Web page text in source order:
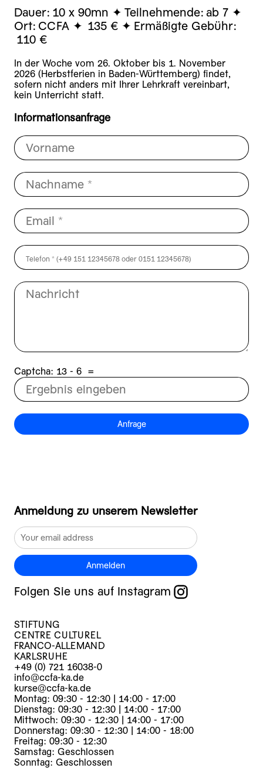
Dauer: 10 x 90mn Teilnehmende: ab 7
Ort: CCFA 135 €
Ermäßigte Gebühr:
110 €
In der Woche vom 26. Oktober bis 1. November
2026 (Herbstferien in Baden-Württemberg) findet,
sofern nicht anders mit Ihrer Lehrkraft vereinbart,
kein Unterricht statt.
Informationsanfrage
Captcha: 6 - 31 =
Anfrage
Anmeldung zu unserem Newsletter
Anmelden
Folgen Sie uns auf Instagram
STIFTUNG
CENTRE CULTUREL
FRANCO-ALLEMAND
KARLSRUHE
+49 (0) 721 16038-0
info@ccfa-ka.de
kurse@ccfa-ka.de
Montag: 09:30 - 12:30 | 14:00 - 17:00
Dienstag: 09:30 - 12:30 | 14:00 - 17:00
Mittwoch: 09:30 - 12:30 | 14:00 - 17:00
Donnerstag: 09:30 - 12:30 | 14:00 - 18:00
Freitag: 09:30 - 12:30
Samstag: Geschlossen
Sonntag: Geschlossen